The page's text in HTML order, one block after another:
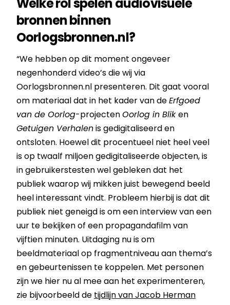
Welke rol spelen audiovisuele
bronnen binnen
Oorlogsbronnen.nl?
“We hebben op dit moment ongeveer
negenhonderd video’s die wij via
Oorlogsbronnen.nl presenteren. Dit gaat vooral
om materiaal dat in het kader van deErfgoed
van de Oorlog-projectenOorlog in Bliken
Getuigen Verhalenis gedigitaliseerd en
ontsloten. Hoewel dit procentueel niet heel veel
is op twaalf miljoen gedigitaliseerde objecten, is
in gebruikerstesten wel gebleken dat het
publiek waarop wij mikken juist bewegend beeld
heel interessant vindt. Probleem hierbij is dat dit
publiek niet geneigd is om een interview van een
uur te bekijken of een propagandafilm van
vijftien minuten. Uitdaging nu is om
beeldmateriaal op fragmentniveau aan thema’s
en gebeurtenissen te koppelen. Met personen
zijn we hier nu al mee aan het experimenteren,
zie bijvoorbeeld de tijdlijn van Jacob Herman